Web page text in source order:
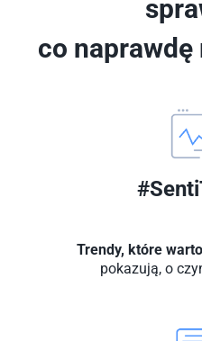
co
Trendy, które
pokazują, o